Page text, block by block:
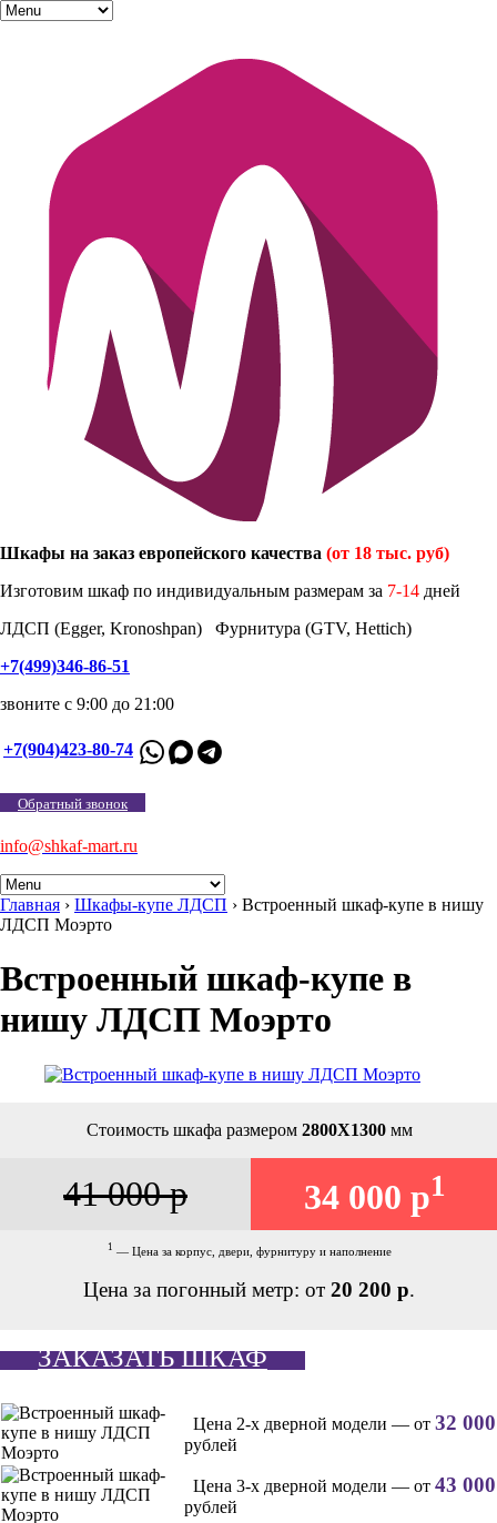
Шкафы на заказ европейского качества (от 18 тыс. руб)
Изготовим шкаф по индивидуальным размерам за 7-14 дней
ЛДСП (Egger, Kronoshpan) Фурнитура (GTV, Hettich)
+7(499)346-86-51
звоните с 9:00 до 21:00
+7(904)423-80-74
Обратный звонок
info@shkaf-mart.ru
Главная › Шкафы-купе ЛДСП › Встроенный шкаф-купе в нишу
ЛДСП Моэрто
Встроенный шкаф-купе в
нишу ЛДСП Моэрто
Стоимость шкафа размером 2800Х1300мм
41 000 р 34 000 р1
1 — Цена за корпус, двери, фурнитуру и наполнение
Цена за погонный метр: от 20 200 р.
ЗАКАЗАТЬ ШКАФ
Цена 2-х дверной модели — от 32 000
рублей
Цена 3-х дверной модели — от 43 000
рублей